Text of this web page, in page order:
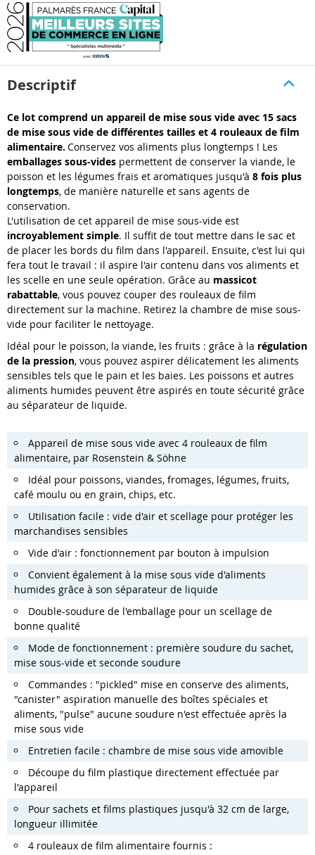
Descriptif
Ce lot comprend un appareil de mise sous vide avec 15 sacs
de mise sous vide de différentes tailles et 4 rouleaux de film
alimentaire. Conservez vos aliments plus longtemps ! Les
emballages sous-vides permettent de conserver la viande, le
poisson et les légumes frais et aromatiques jusqu'à 8 fois plus
longtemps, de manière naturelle et sans agents de
conservation.
L'utilisation de cet appareil de mise sous-vide est
incroyablement simple. Il suffit de tout mettre dans le sac et
de placer les bords du film dans l'appareil. Ensuite, c'est lui qui
fera tout le travail : il aspire l'air contenu dans vos aliments et
les scelle en une seule opération. Grâce au massicot
rabattable, vous pouvez couper des rouleaux de film
directement sur la machine. Retirez la chambre de mise sous-
vide pour faciliter le nettoyage.
Idéal pour le poisson, la viande, les fruits : grâce à la régulation
de la pression, vous pouvez aspirer délicatement les aliments
sensibles tels que le pain et les baies. Les poissons et autres
aliments humides peuvent être aspirés en toute sécurité grâce
au séparateur de liquide.
Appareil de mise sous vide avec 4 rouleaux de film
alimentaire, par Rosenstein & Söhne
Idéal pour poissons, viandes, fromages, légumes, fruits,
café moulu ou en grain, chips, etc.
Utilisation facile : vide d'air et scellage pour protéger les
marchandises sensibles
Vide d'air : fonctionnement par bouton à impulsion
Convient également à la mise sous vide d'aliments
humides grâce à son séparateur de liquide
Double-soudure de l'emballage pour un scellage de
bonne qualité
Mode de fonctionnement : première soudure du sachet,
mise sous-vide et seconde soudure
Commandes : "pickled" mise en conserve des aliments,
"canister" aspiration manuelle des boîtes spéciales et
aliments, "pulse" aucune soudure n'est effectuée après la
mise sous vide
Entretien facile : chambre de mise sous vide amovible
Découpe du film plastique directement effectuée par
l'appareil
Pour sachets et films plastiques jusqu'à 32 cm de large,
longueur illimitée
4 rouleaux de film alimentaire fournis :